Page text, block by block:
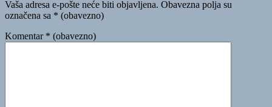
Vaša adresa e-pošte neće biti objavljena. Obavezna polja su
označena sa * (obavezno)
Komentar * (obavezno)